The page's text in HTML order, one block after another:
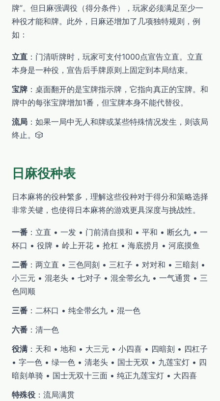
牌”。但日麻强调役（得分条件），玩家必须满足至少一
种役才能和牌。此外，日麻还增加了几项独特规则，例
如：
立直 ：门清听牌时，玩家可支付1000点宣告立直。立直
本身是一种役，宣告后手牌原则上固定到本局结束。
宝牌 ：桌面翻开的是宝牌指示牌，它指向真正的宝牌。和
牌中的每张宝牌增加1番，但宝牌本身不能代替役。
流局 ：如果一局中无人和牌或某些特殊情况发生，则该局
终止。🎲
日麻役种表
日本麻将的役种繁多，理解这些役种对于得分和策略选择
非常关键，也使得日本麻将的游戏更具深度与挑战性。
一番 ：立直 • 一发 • 门前清自摸和 • 平和 • 断幺九 • 一
杯口 • 役牌 • 岭上开花 • 抢杠 • 海底捞月 • 河底摸鱼
二番 ：两立直 • 三色同刻 • 三杠子 • 对对和 • 三暗刻 •
小三元 • 混老头 • 七对子 • 混全带幺九 • 一气通贯 • 三
色同顺
三番 ：二杯口 • 纯全带幺九 • 混一色
六番 ：清一色
役满 ：天和 • 地和 • 大三元 • 小四喜 • 四暗刻 • 四杠子
• 字一色 • 绿一色 • 清老头 • 国士无双 • 九莲宝灯 • 四
暗刻单骑 • 国士无双十三面 • 纯正九莲宝灯 • 大四喜
特殊役 ：流局满贯